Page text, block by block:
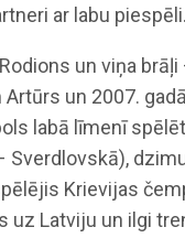
ar labu
un viņa
Artūrs un 2007.
labā līmenī
Sverdlovskā),
Krievijas
uz Latviju un ilgi